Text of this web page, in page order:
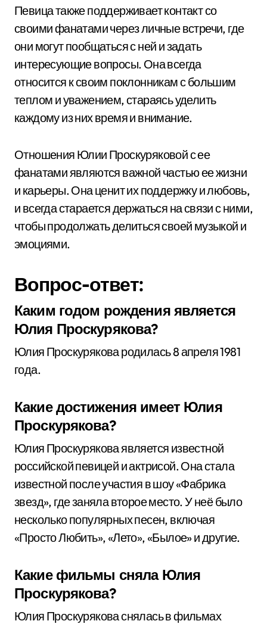
Певица также поддерживает контакт со
своими фанатами через личные встречи, где
они могут пообщаться с ней и задать
интересующие вопросы. Она всегда
относится к своим поклонникам с большим
теплом и уважением, стараясь уделить
каждому из них время и внимание.
Отношения Юлии Проскуряковой с ее
фанатами являются важной частью ее жизни
и карьеры. Она ценит их поддержку и любовь,
и всегда старается держаться на связи с ними,
чтобы продолжать делиться своей музыкой и
эмоциями.
Вопрос-ответ:
Каким годом рождения является
Юлия Проскурякова?
Юлия Проскурякова родилась 8 апреля 1981
года.
Какие достижения имеет Юлия
Проскурякова?
Юлия Проскурякова является известной
российской певицей и актрисой. Она стала
известной после участия в шоу «Фабрика
звезд», где заняла второе место. У неё было
несколько популярных песен, включая
«Просто Любить», «Лето», «Былое» и другие.
Какие фильмы сняла Юлия
Проскурякова?
Юлия Проскурякова снялась в фильмах